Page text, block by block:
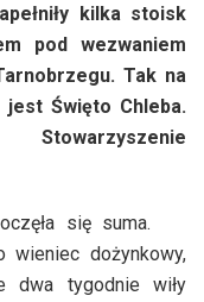
kilka stoisk
pod wezwaniem
Tak na
Święto Chleba.
się suma.
dożynkowy,
dwa tygodnie wiły